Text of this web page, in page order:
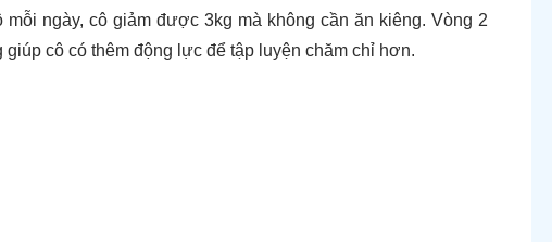
ngày, cô giảm được 3kg mà không cần ăn kiêng. Vòng 2
cô có thêm động lực để tập luyện chăm chỉ hơn.